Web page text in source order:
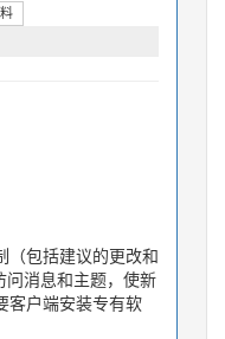
（包括建议的更改和
问消息和主题，使新
客户端安装专有软